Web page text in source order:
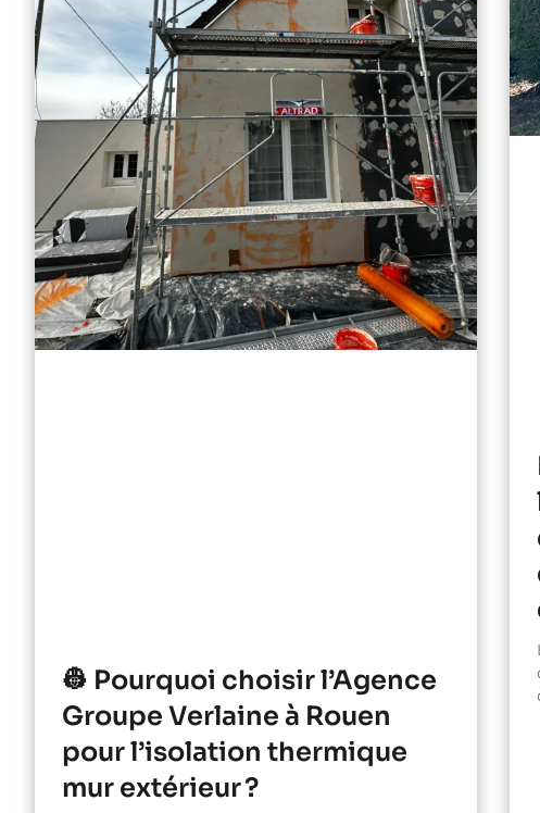
👷 Pourquoi choisir l’Agence
Groupe Verlaine à Rouen
pour l’isolation thermique
mur extérieur ?